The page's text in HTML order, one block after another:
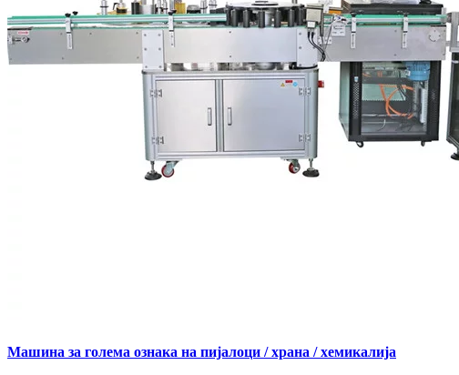
Машина за голема ознака на пијалоци / храна / хемикалија